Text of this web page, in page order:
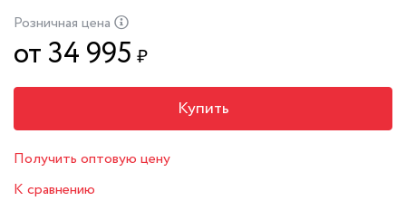
Розничная цена
от 34 995 ₽
Купить
Получить оптовую цену
К сравнению